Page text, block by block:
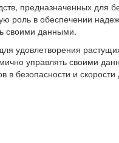
предназначенных для
в обеспечении
своими данными.
удовлетворения
управлять своими
в безопасности и